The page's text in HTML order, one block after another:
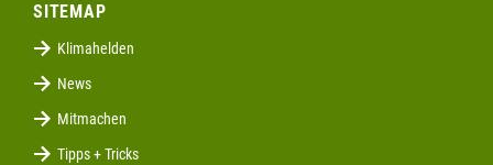
SITEMAP
Klimahelden
News
Mitmachen
Tipps + Tricks